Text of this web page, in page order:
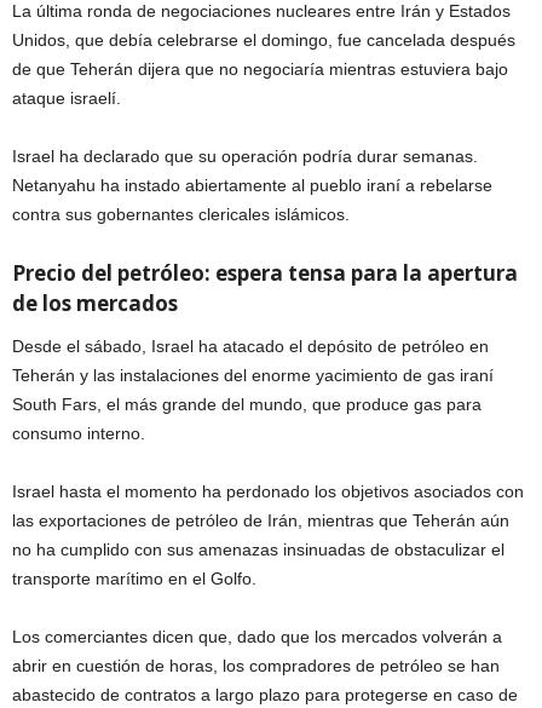
La última ronda de negociaciones nucleares entre Irán y Estados
Unidos, que debía celebrarse el domingo, fue cancelada después
de que Teherán dijera que no negociaría mientras estuviera bajo
ataque israelí.
Israel ha declarado que su operación podría durar semanas.
Netanyahu ha instado abiertamente al pueblo iraní a rebelarse
contra sus gobernantes clericales islámicos.
Precio del petróleo: espera tensa para la apertura
de los mercados
Desde el sábado, Israel ha atacado el depósito de petróleo en
Teherán y las instalaciones del enorme yacimiento de gas iraní
South Fars, el más grande del mundo, que produce gas para
consumo interno.
Israel hasta el momento ha perdonado los objetivos asociados con
las exportaciones de petróleo de Irán, mientras que Teherán aún
no ha cumplido con sus amenazas insinuadas de obstaculizar el
transporte marítimo en el Golfo.
Los comerciantes dicen que, dado que los mercados volverán a
abrir en cuestión de horas, los compradores de petróleo se han
abastecido de contratos a largo plazo para protegerse en caso de